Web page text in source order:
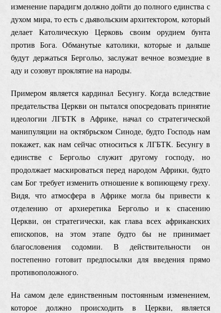
изменение парадигм должно дойти до полного единства с
духом мира, то есть с дьявольским архитектором, который
делает Католическую Церковь своим орудием бунта
против Бога. Обманутые католики, которые и дальше
будут держаться Бергольо, заслужат вечное возмездие в
аду и созовут проклятие на народы.
Примером является кардинал Бесунгу. Когда вследствие
предательства Церкви он пытался опосредовать принятие
идеологии ЛГБТК в Африке, начал со стратегической
манипуляции на октябрьском Синоде, будто Господь нам
покажет, как нам сейчас относиться к ЛГБТК. Бесунгу в
единстве с Бергольо служит другому господу, но
продолжает маскироваться перед народом Африки, будто
сам Бог требует изменить отношение к вопиющему греху.
Видя, что атмосфера в Африке могла бы привести к
отделению от архиеретика Бергольо и к спасению
Церкви, он стратегически, как глава всех африканских
епископов, на этом этапе будто бы не принимает
благословения содомии. В действительности он
постепенно готовит предпосылки для введения прямо
противоположного.
На самом деле единственным постоянным изменением,
которое должно происходить в Церкви, является